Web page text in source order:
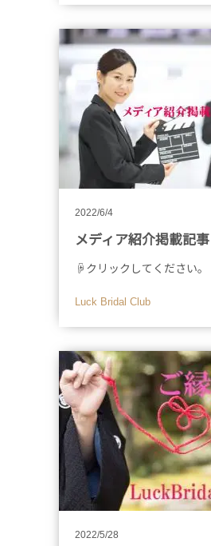
2022/6/4
メディア紹介掲載記事
☟クリックしてください。
Luck Bridal Club
2022/5/28